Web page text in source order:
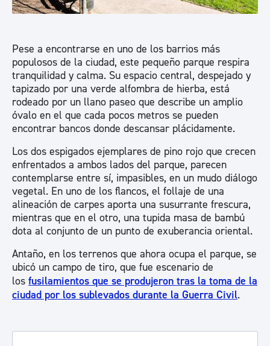
Pese a encontrarse en uno de los barrios más
populosos de la ciudad, este pequeño parque respira
tranquilidad y calma. Su espacio central, despejado y
tapizado por una verde alfombra de hierba, está
rodeado por un llano paseo que describe un amplio
óvalo en el que cada pocos metros se pueden
encontrar bancos donde descansar plácidamente.
Los dos espigados ejemplares de pino rojo que crecen
enfrentados a ambos lados del parque, parecen
contemplarse entre sí, impasibles, en un mudo diálogo
vegetal. En uno de los flancos, el follaje de una
alineación de carpes aporta una susurrante frescura,
mientras que en el otro, una tupida masa de bambú
dota al conjunto de un punto de exuberancia oriental.
Antaño, en los terrenos que ahora ocupa el parque, se
ubicó un campo de tiro, que fue escenario de
los fusilamientos que se produjeron tras la toma de la
ciudad por los sublevados durante la Guerra Civil.